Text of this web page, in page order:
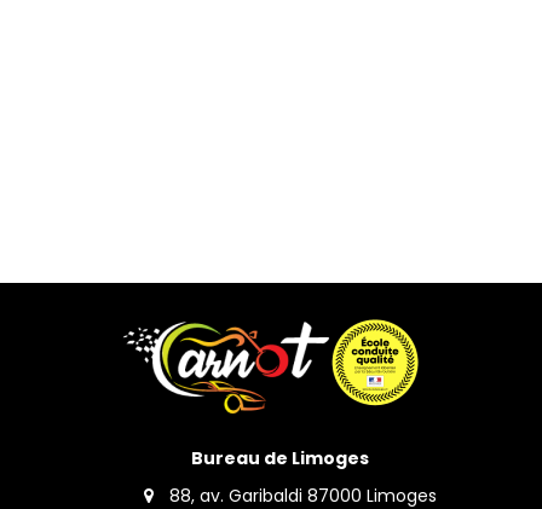
Bureau de Limoges
88, av. Garibaldi 87000 Limoges